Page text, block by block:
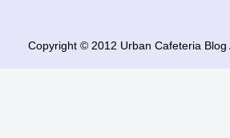
Copyright © 2012 Urban Cafeteria Blog